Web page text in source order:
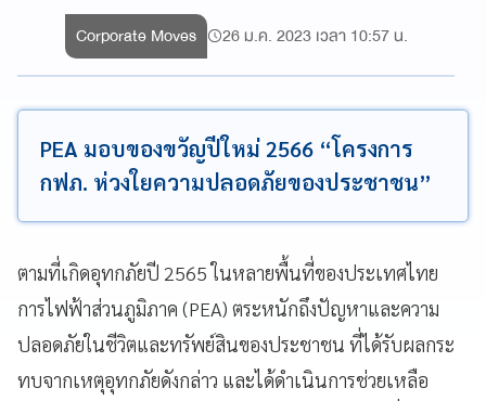
Corporate Moves 26 ม.ค. 2023 เวลา 10:57 น.
PEA มอบของขวัญปีใหม่ 2566 “โครงการ
กฟภ. ห่วงใยความปลอดภัยของประชาชน”
ตามที่เกิดอุทกภัยปี 2565 ในหลายพื้นที่ของประเทศไทย
การไฟฟ้าส่วนภูมิภาค (PEA) ตระหนักถึงปัญหาและความ
ปลอดภัยในชีวิตและทรัพย์สินของประชาชน ที่ได้รับผลกระ
ทบจากเหตุอุทกภัยดังกล่าว และได้ดำเนินการช่วยเหลือ